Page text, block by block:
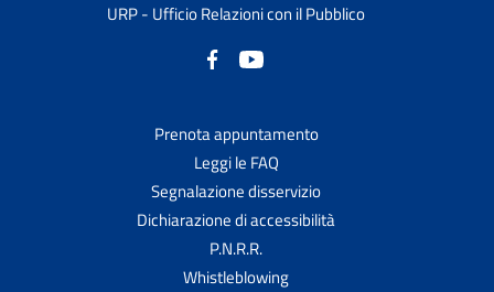
URP - Ufficio Relazioni con il Pubblico
Prenota appuntamento
Leggi le FAQ
Segnalazione disservizio
Dichiarazione di accessibilità
P.N.R.R.
Whistleblowing